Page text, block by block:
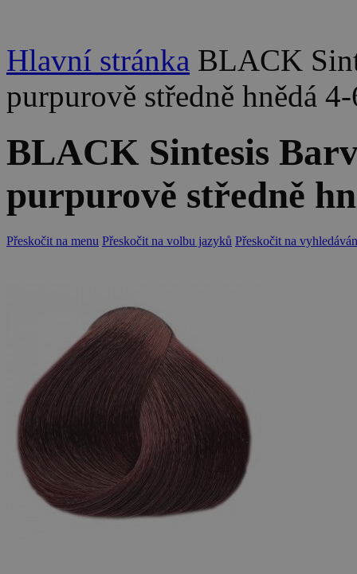
Hlavní stránka BLACK
purpurově středně hnědá
BLACK Sintesis
purpurově středně
Přeskočit na menu Přeskočit na volbu jazyků Přeskočit na